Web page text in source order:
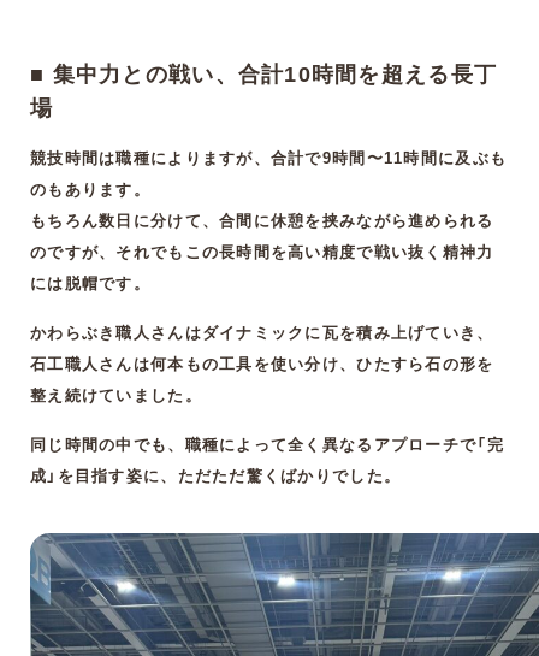
■ 集中力との戦い、合計10時間を超える長丁
場
競技時間は職種によりますが、合計で9時間〜11時間に及ぶも
のもあります。
もちろん数日に分けて、合間に休憩を挟みながら進められる
のですが、それでもこの長時間を高い精度で戦い抜く精神力
には脱帽です。
かわらぶき職人さんはダイナミックに瓦を積み上げていき、
石工職人さんは何本もの工具を使い分け、ひたすら石の形を
整え続けていました。
同じ時間の中でも、職種によって全く異なるアプローチで「完
成」を目指す姿に、ただただ驚くばかりでした。